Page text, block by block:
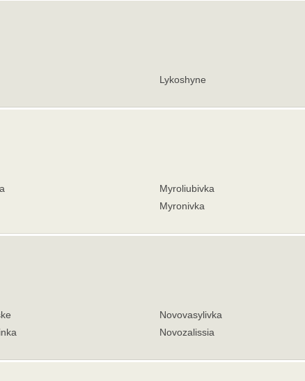
Lykoshyne
Myroliubivka
Myronivka
Novovasylivka
Novozalissia